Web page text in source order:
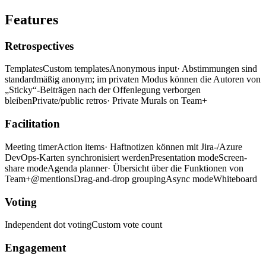
Features
Retrospectives
TemplatesCustom templatesAnonymous input· Abstimmungen sind
standardmäßig anonym; im privaten Modus können die Autoren von
„Sticky“-Beiträgen nach der Offenlegung verborgen
bleibenPrivate/public retros· Private Murals on Team+
Facilitation
Meeting timerAction items· Haftnotizen können mit Jira-/Azure
DevOps-Karten synchronisiert werdenPresentation modeScreen-
share modeAgenda planner· Übersicht über die Funktionen von
Team+@mentionsDrag-and-drop groupingAsync modeWhiteboard
Voting
Independent dot votingCustom vote count
Engagement